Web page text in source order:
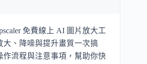
免費線上 AI 圖片放大工
大、降噪與提升畫質一次搞
作流程與注意事項，幫助你快